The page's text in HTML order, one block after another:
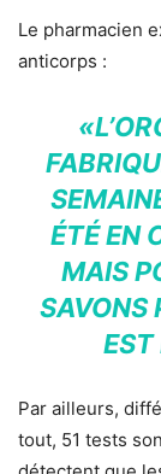
Le pharmacien
anticorps :
ÉTÉ EN
MAIS
SAVONS
EST
Par ailleurs,
tout, 51 tests